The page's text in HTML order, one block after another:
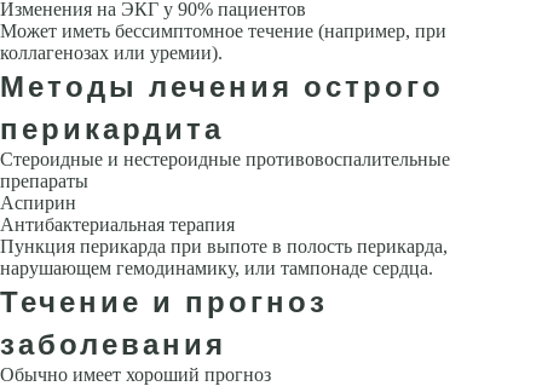
Из­менения на ЭКГ у 90% пациентов
Может иметь бессимптомное течение (например, при
коллагенозах или уремии).
Методы лечения острого
перикардита
Стероидные и нестероидные противовоспалительные
препараты
Аспи­рин
Антибактериальная терапия
Пункция перикарда при выпоте в по­лость перикарда,
нарушающем гемодинамику, или тампонаде сердца.
Течение и прогноз
заболевания
Обычно имеет хороший прогноз